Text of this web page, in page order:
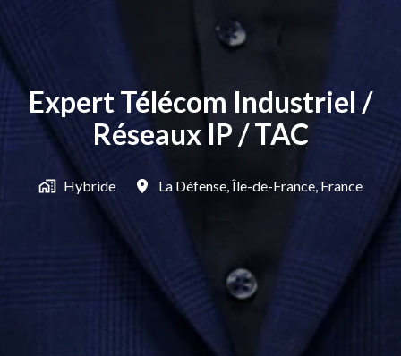
Expert Télécom Industriel /
Réseaux IP / TAC
Hybride La Défense,Île-de-France, France